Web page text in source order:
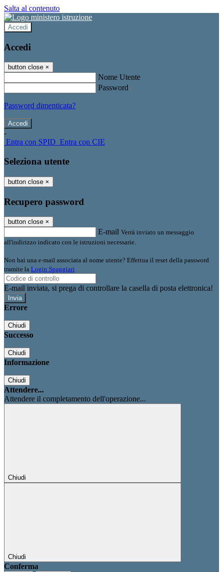
Salta al contenuto
Accedi
Accedi
button close ×
Nome Utente
Password
Password dimenticata?
-
Entra con SPID Entra con CIE
Seleziona utente
button close ×
Recupero password
button close ×
E-mail Verrà inviato un messaggio
all'indirizzo indicato con le istruzioni necessarie.
Non hai una e-mail associata al nome utente? Effettua il reset della password
tramite la Login Spaggiari
E-mail inviata, si prega di controllare la casella di posta elettronica!
Errore
Chiudi
Successo
Chiudi
Informazione
Chiudi
Attendere...
Attendere il completamento dell'operazione...
Chiudi
Chiudi
Conferma